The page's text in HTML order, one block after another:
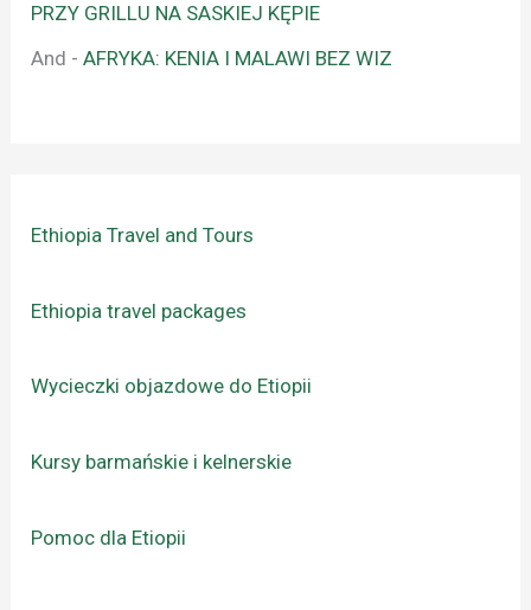
PRZY GRILLU NA SASKIEJ KĘPIE
And -AFRYKA: KENIA I MALAWI BEZ WIZ
Ethiopia Travel and Tours
Ethiopia travel packages
Wycieczki objazdowe do Etiopii
Kursy barmańskie i kelnerskie
Pomoc dla Etiopii